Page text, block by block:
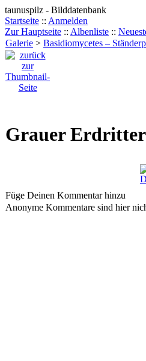
taunuspilz - Bilddatenbank
Startseite :: Anmelden
Zur Hauptseite :: Albenliste ::
Galerie > Basidiomycetes –
Grauer
Füge Deinen Kommentar hinzu
Anonyme Kommentare sind hier